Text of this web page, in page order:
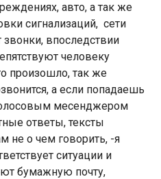
авто, а так же
сигнализаций, сети
впоследствии
человеку
произошло, так же
а если попадаешь
месенджером
ответы, тексты
не о чем говорить, -я
ситуации и
бумажную почту,